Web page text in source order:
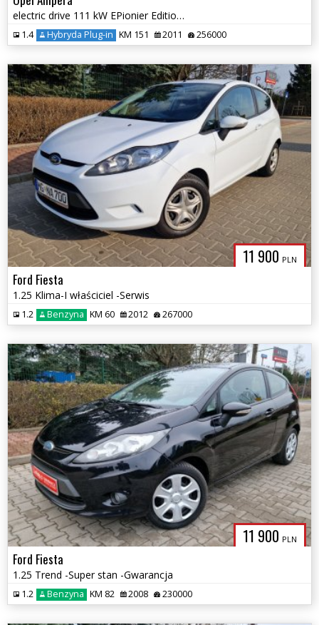
electric drive 111 kW EPionier Edition -
1.4 Hybryda Plug-in KM 151 2011 256000
11 900 PLN
Ford Fiesta
1.25 Klima-I właściciel -Serwis
1.2 Benzyna KM 60 2012 267000
11 900 PLN
Ford Fiesta
1.25 Trend -Super stan -Gwarancja
1.2 Benzyna KM 82 2008 230000